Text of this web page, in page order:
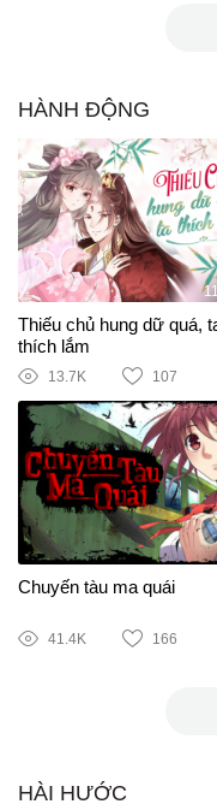
HÀNH ĐỘNG
Thiếu chủ hung dữ quá,
thích lắm
13.7K 107
Chuyến tàu ma quái
41.4K 166
HÀI HƯỚC